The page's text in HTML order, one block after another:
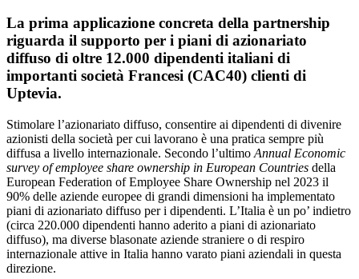
La prima applicazione concreta della partnership
riguarda il supporto per i piani di azionariato
diffuso di oltre 12.000 dipendenti italiani di
importanti società Francesi (CAC40) clienti di
Uptevia.
Stimolare l’azionariato diffuso, consentire ai dipendenti di divenire
azionisti della società per cui lavorano è una pratica sempre più
diffusa a livello internazionale. Secondo l’ultimo Annual Economic
survey of employee share ownership in European Countries della
European Federation of Employee Share Ownership nel 2023 il
90% delle aziende europee di grandi dimensioni ha implementato
piani di azionariato diffuso per i dipendenti. L’Italia è un po’ indietro
(circa 220.000 dipendenti hanno aderito a piani di azionariato
diffuso), ma diverse blasonate aziende straniere o di respiro
internazionale attive in Italia hanno varato piani aziendali in questa
direzione.